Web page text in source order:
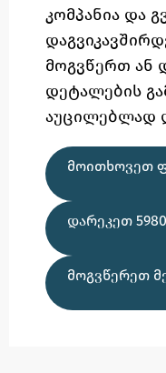
კომპანია და
მოგვწერთ ან
დეტალების
აუცილებლად
ᲛᲝᲘᲗᲮᲝᲕᲔᲗ
ᲓᲐᲠᲔᲙᲔᲗ
ᲛᲝᲒᲕᲬᲔᲠᲔᲗ